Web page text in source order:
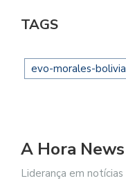
TAGS
evo-morales-bolivia
A Hora News
Liderança em